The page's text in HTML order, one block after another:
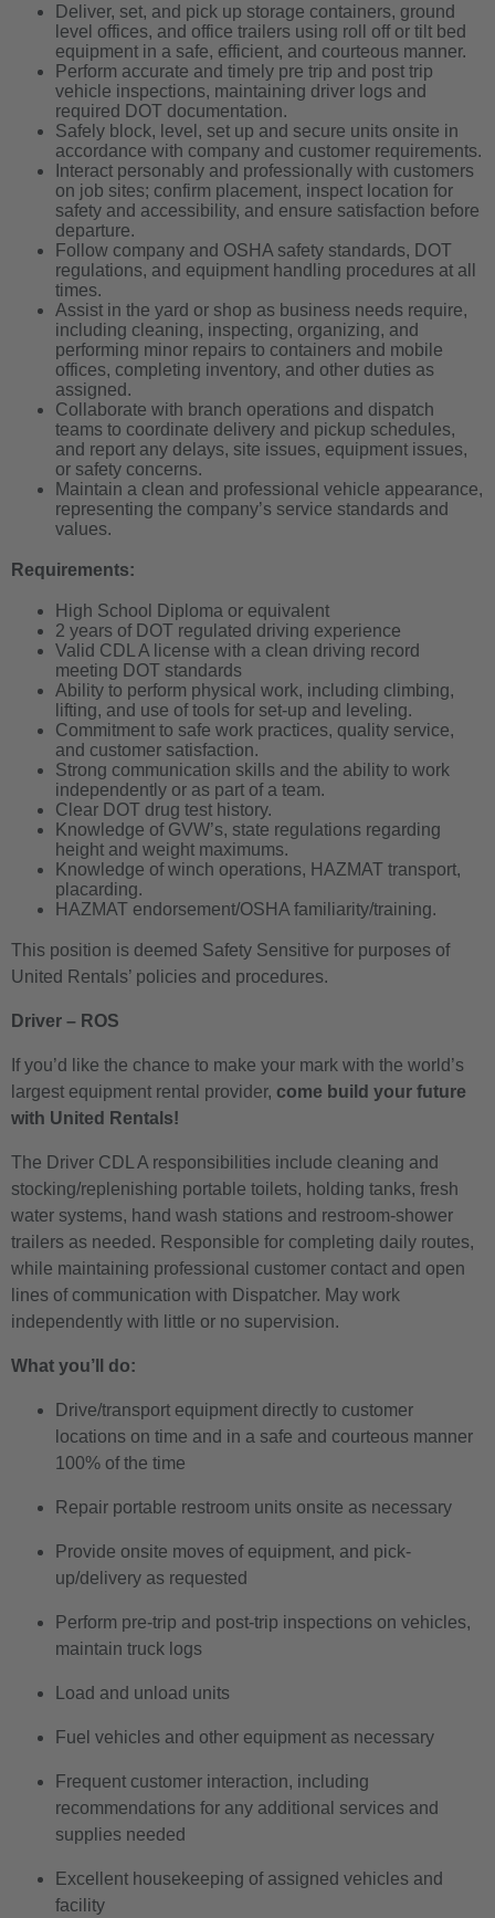
Deliver, set, and pick up storage containers, ground
level offices, and office trailers using roll off or tilt bed
equipment in a safe, efficient, and courteous manner.
Perform accurate and timely pre trip and post trip
vehicle inspections, maintaining driver logs and
required DOT documentation.
Safely block, level, set up and secure units onsite in
accordance with company and customer requirements.
Interact personably and professionally with customers
on job sites; confirm placement, inspect location for
safety and accessibility, and ensure satisfaction before
departure.
Follow company and OSHA safety standards, DOT
regulations, and equipment handling procedures at all
times.
Assist in the yard or shop as business needs require,
including cleaning, inspecting, organizing, and
performing minor repairs to containers and mobile
offices, completing inventory, and other duties as
assigned.
Collaborate with branch operations and dispatch
teams to coordinate delivery and pickup schedules,
and report any delays, site issues, equipment issues,
or safety concerns.
Maintain a clean and professional vehicle appearance,
representing the company’s service standards and
values.
Requirements:
High School Diploma or equivalent
2 years of DOT regulated driving experience
Valid CDL A license with a clean driving record
meeting DOT standards
Ability to perform physical work, including climbing,
lifting, and use of tools for set-up and leveling.
Commitment to safe work practices, quality service,
and customer satisfaction.
Strong communication skills and the ability to work
independently or as part of a team.
Clear DOT drug test history.
Knowledge of GVW’s, state regulations regarding
height and weight maximums.
Knowledge of winch operations, HAZMAT transport,
placarding.
HAZMAT endorsement/OSHA familiarity/training.
This position is deemed Safety Sensitive for purposes of
United Rentals’ policies and procedures.
Driver – ROS
If you’d like the chance to make your mark with the world’s
largest equipment rental provider, come build your future
with United Rentals!
The Driver CDL A responsibilities include cleaning and
stocking/replenishing portable toilets, holding tanks, fresh
water systems, hand wash stations and restroom-shower
trailers as needed. Responsible for completing daily routes,
while maintaining professional customer contact and open
lines of communication with Dispatcher. May work
independently with little or no supervision.
What you’ll do:
Drive/transport equipment directly to customer
locations on time and in a safe and courteous manner
100% of the time
Repair portable restroom units onsite as necessary
Provide onsite moves of equipment, and pick-
up/delivery as requested
Perform pre-trip and post-trip inspections on vehicles,
maintain truck logs
Load and unload units
Fuel vehicles and other equipment as necessary
Frequent customer interaction, including
recommendations for any additional services and
supplies needed
Excellent housekeeping of assigned vehicles and
facility